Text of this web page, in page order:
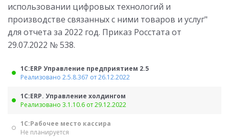
использовании цифровых технологий и
производстве связанных с ними товаров и услуг"
для отчета за 2022 год. Приказ Росстата от
29.07.2022 № 538.
1С:ERP Управление предприятием 2.5
Реализовано 2.5.8.367 от 26.12.2022
1С:ERP. Управление холдингом
Реализовано 3.1.10.6 от 29.12.2022
1С:Рабочее место кассира
Не планируется